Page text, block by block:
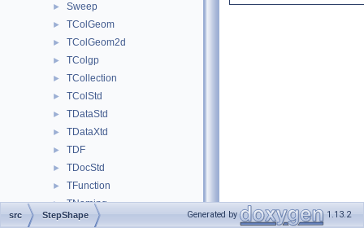
► Sweep
► TColGeom
► TColGeom2d
► TColgp
► TCollection
► TColStd
► TDataStd
► TDataXtd
► TDF
► TDocStd
► TFunction
► TNaming
► TObj
src StepShape Generated by 1.13.2